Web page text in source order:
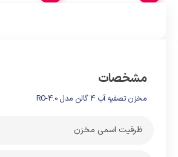
مشخصات
مخزن تصفیه آب 4 گالن مدل RO-4.0
ظرفیت اسمی مخزن